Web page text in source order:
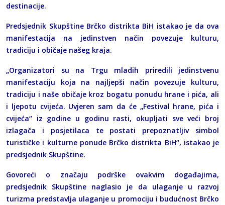
destinacije.
Predsjednik Skupštine Brčko distrikta BiH istakao je da ova
manifestacija na jedinstven način povezuje kulturu,
tradiciju i običaje našeg kraja.
„Organizatori su na Trgu mladih priredili jedinstvenu
manifestaciju koja na najljepši način povezuje kulturu,
tradiciju i naše običaje kroz bogatu ponudu hrane i pića, ali
i ljepotu cvijeća. Uvjeren sam da će „Festival hrane, pića i
cvijeća“ iz godine u godinu rasti, okupljati sve veći broj
izlagača i posjetilaca te postati prepoznatljiv simbol
turističke i kulturne ponude Brčko distrikta BiH“, istakao je
predsjednik Skupštine.
Govoreći o značaju podrške ovakvim događajima,
predsjednik Skupštine naglasio je da ulaganje u razvoj
turizma predstavlja ulaganje u promociju i budućnost Brčko